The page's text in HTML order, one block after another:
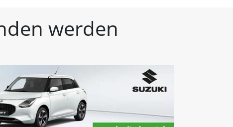
werden